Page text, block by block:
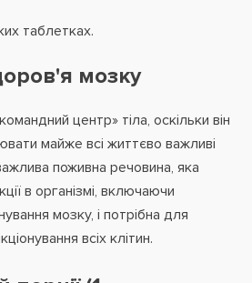
таблетках.
мозку
центр» тіла, оскільки він
майже всі життєво важливі
поживна речовина, яка
в організмі, включаючи
мозку, і потрібна для
всіх клітин.